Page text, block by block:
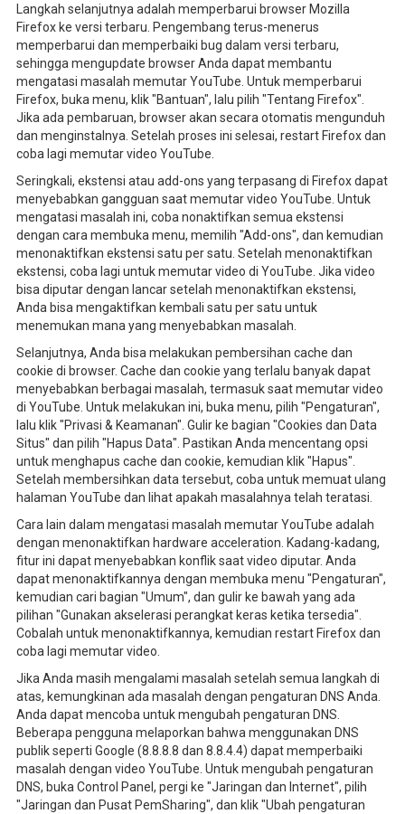
Langkah selanjutnya adalah memperbarui browser Mozilla
Firefox ke versi terbaru. Pengembang terus-menerus
memperbarui dan memperbaiki bug dalam versi terbaru,
sehingga mengupdate browser Anda dapat membantu
mengatasi masalah memutar YouTube. Untuk memperbarui
Firefox, buka menu, klik "Bantuan", lalu pilih "Tentang Firefox".
Jika ada pembaruan, browser akan secara otomatis mengunduh
dan menginstalnya. Setelah proses ini selesai, restart Firefox dan
coba lagi memutar video YouTube.
Seringkali, ekstensi atau add-ons yang terpasang di Firefox dapat
menyebabkan gangguan saat memutar video YouTube. Untuk
mengatasi masalah ini, coba nonaktifkan semua ekstensi
dengan cara membuka menu, memilih "Add-ons", dan kemudian
menonaktifkan ekstensi satu per satu. Setelah menonaktifkan
ekstensi, coba lagi untuk memutar video di YouTube. Jika video
bisa diputar dengan lancar setelah menonaktifkan ekstensi,
Anda bisa mengaktifkan kembali satu per satu untuk
menemukan mana yang menyebabkan masalah.
Selanjutnya, Anda bisa melakukan pembersihan cache dan
cookie di browser. Cache dan cookie yang terlalu banyak dapat
menyebabkan berbagai masalah, termasuk saat memutar video
di YouTube. Untuk melakukan ini, buka menu, pilih "Pengaturan",
lalu klik "Privasi & Keamanan". Gulir ke bagian "Cookies dan Data
Situs" dan pilih "Hapus Data". Pastikan Anda mencentang opsi
untuk menghapus cache dan cookie, kemudian klik "Hapus".
Setelah membersihkan data tersebut, coba untuk memuat ulang
halaman YouTube dan lihat apakah masalahnya telah teratasi.
Cara lain dalam mengatasi masalah memutar YouTube adalah
dengan menonaktifkan hardware acceleration. Kadang-kadang,
fitur ini dapat menyebabkan konflik saat video diputar. Anda
dapat menonaktifkannya dengan membuka menu "Pengaturan",
kemudian cari bagian "Umum", dan gulir ke bawah yang ada
pilihan "Gunakan akselerasi perangkat keras ketika tersedia".
Cobalah untuk menonaktifkannya, kemudian restart Firefox dan
coba lagi memutar video.
Jika Anda masih mengalami masalah setelah semua langkah di
atas, kemungkinan ada masalah dengan pengaturan DNS Anda.
Anda dapat mencoba untuk mengubah pengaturan DNS.
Beberapa pengguna melaporkan bahwa menggunakan DNS
publik seperti Google (8.8.8.8 dan 8.8.4.4) dapat memperbaiki
masalah dengan video YouTube. Untuk mengubah pengaturan
DNS, buka Control Panel, pergi ke "Jaringan dan Internet", pilih
"Jaringan dan Pusat PemSharing", dan klik "Ubah pengaturan